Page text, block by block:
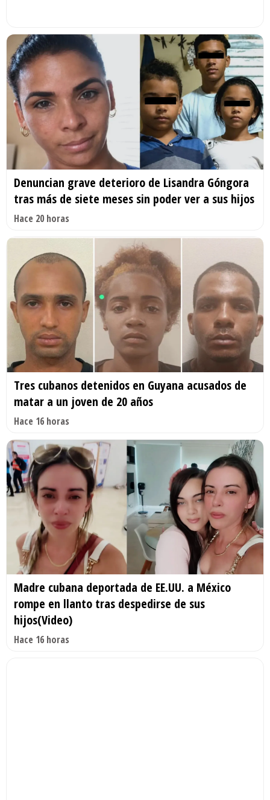
Denuncian grave deterioro de Lisandra Góngora
tras más de siete meses sin poder ver a sus hijos
Hace 20 horas
Tres cubanos detenidos en Guyana acusados de
matar a un joven de 20 años
Hace 16 horas
Madre cubana deportada de EE.UU. a México
rompe en llanto tras despedirse de sus
hijos(Video)
Hace 16 horas